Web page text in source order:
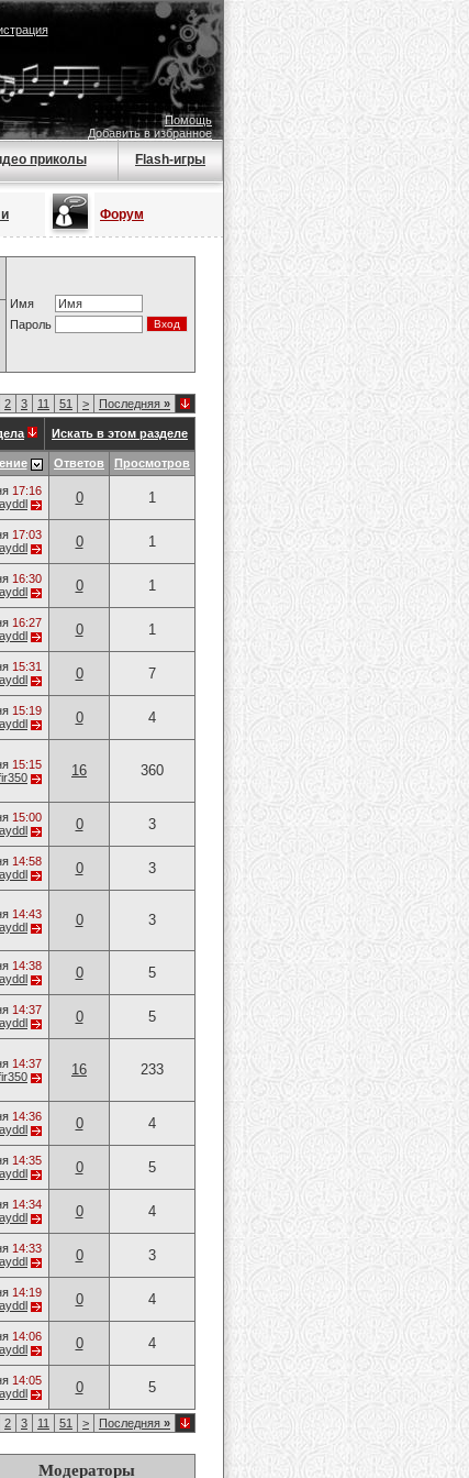
Помощь
Добавить в избранное
приколы Flash-игры
Форум
Имя
Пароль
2 3 11 51 > Последняя »
Искать в этом разделе
Ответов Просмотров
17:16
0 1
17:03
0 1
16:30
0 1
16:27
0 1
15:31
0 7
15:19
0 4
15:15
16 360
15:00
0 3
14:58
0 3
14:43
0 3
14:38
0 5
14:37
0 5
14:37
16 233
14:36
0 4
14:35
0 5
14:34
0 4
14:33
0 3
14:19
0 4
14:06
0 4
14:05
0 5
2 3 11 51 > Последняя »
Модераторы